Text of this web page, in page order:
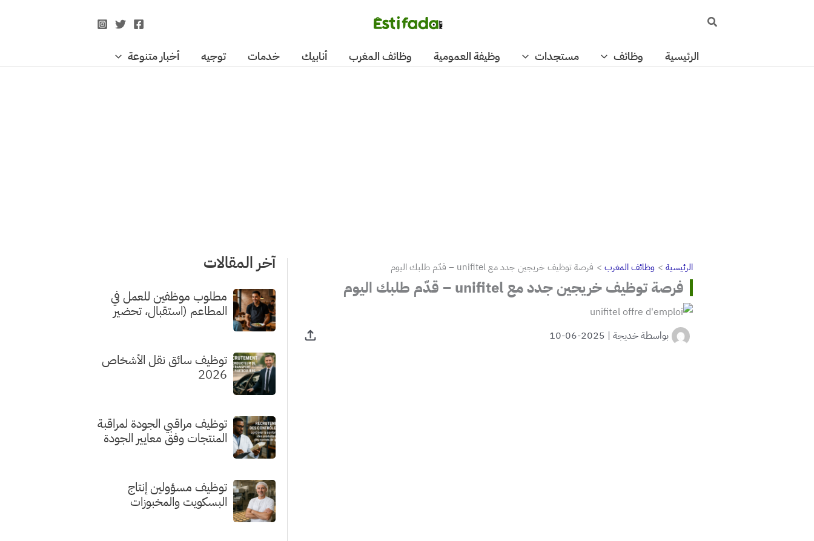
البحث
الرئيسية وظائف مستجدات وظيفة العمومية وظائف المغرب أنابيك خدمات توجيه أخبار متنوعة
الرئيسية وظائف المغرب فرصة توظيف خريجين جدد مع unifitel – قدّم طلبك اليوم
فرصة توظيف خريجين جدد مع unifitel – قدّم طلبك اليوم
بواسطةخديجة |
2025-06-10
آخر المقالات
مطلوب موظفين للعمل في
المطاعم (استقبال، تحضير
توظيف سائق نقل الأشخاص
2026
توظيف مراقبي الجودة لمراقبة
المنتجات وفق معايير الجودة
توظيف مسؤولين إنتاج
البسكويت والمخبوزات